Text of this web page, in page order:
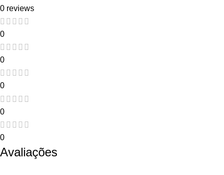
0 reviews
0
0
0
0
0
Avaliações